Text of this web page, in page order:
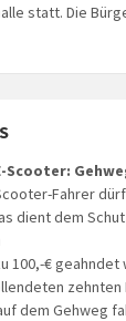
statt. Die
Scooter:
Fahrer
dient dem
100,-€
dem Gehweg